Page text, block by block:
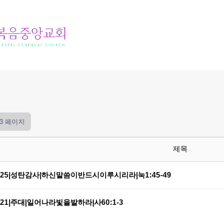
3 페이지
제목
성탄감사|하신말씀이반드시이루시리라|눅1:45-49
주대|일어나라빛을발하라|사60:1-3